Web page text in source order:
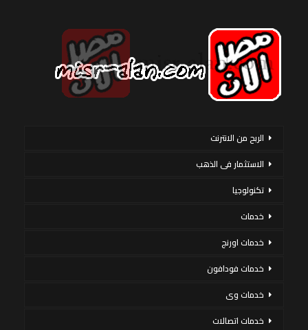
الربح من الانترنت
الاستثمار فى الذهب
تكنولوجيا
خدمات
خدمات اورنج
خدمات فودافون
خدمات وى
خدمات اتصالات